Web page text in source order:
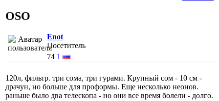
OSO
Enot
Посетитель
74 1
120л, фильтр. три сома, три гурами. Крупный сом - 10 см -
драчун, но больше для проформы. Еще несколько неонов.
раньше было два телескопа - но они все время болели - долго.